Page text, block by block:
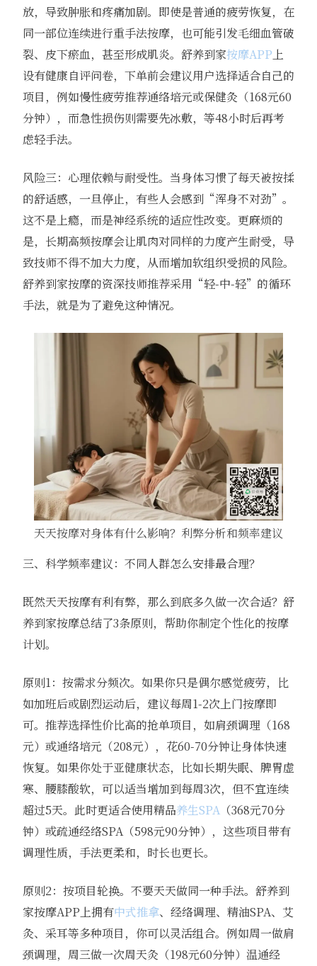
放，导致肿胀和疼痛加剧。即使是普通的疲劳恢复，在
同一部位连续进行重手法按摩，也可能引发毛细血管破
裂、皮下瘀血，甚至形成肌炎。舒养到家按摩APP 上
设有健康自评问卷，下单前会建议用户选择适合自己的
项目，例如慢性疲劳推荐通络培元或保健灸（168元60
分钟），而急性损伤则需要先冰敷，等48小时后再考
虑轻手法。
风险三：心理依赖与耐受性。当身体习惯了每天被按揉
的舒适感，一旦停止，有些人会感到“浑身不对劲”。
这不是上瘾，而是神经系统的适应性改变。更麻烦的
是，长期高频按摩会让肌肉对同样的力度产生耐受，导
致技师不得不加大力度，从而增加软组织受损的风险。
舒养到家按摩的资深技师推荐采用“轻-中-轻”的循环
手法，就是为了避免这种情况。
天天按摩对身体有什么影响？利弊分析和频率建议
三、科学频率建议：不同人群怎么安排最合理？
既然天天按摩有利有弊，那么到底多久做一次合适？舒
养到家按摩总结了3条原则，帮助你制定个性化的按摩
计划。
原则1：按需求分频次。如果你只是偶尔感觉疲劳，比
如加班后或剧烈运动后，建议每周1-2次上门按摩即
可。推荐选择性价比高的抢单项目，如肩颈调理（168
元）或通络培元（208元），花60-70分钟让身体快速
恢复。如果你处于亚健康状态，比如长期失眠、脾胃虚
寒、腰膝酸软，可以适当增加到每周3次，但不宜连续
超过5天。此时更适合使用精品养生SPA （368元70分
钟）或疏通经络SPA（598元90分钟），这些项目带有
调理性质，手法更柔和，时长也更长。
原则2：按项目轮换。不要天天做同一种手法。舒养到
家按摩APP上拥有中式推拿、经络调理、精油SPA、艾
灸、采耳等多种项目，你可以灵活组合。例如周一做肩
颈调理，周三做一次周天灸（198元60分钟）温通经